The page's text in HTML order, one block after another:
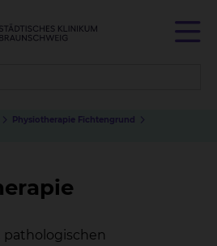
Physiotherapie Fichtengrund